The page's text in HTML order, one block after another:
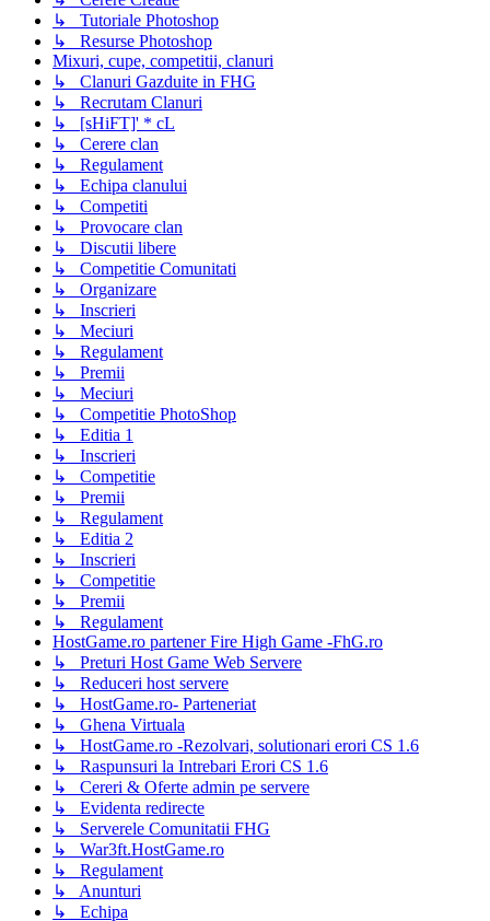
↳ Tutoriale Photoshop
↳ Resurse Photoshop
Mixuri, cupe, competitii, clanuri
↳ Clanuri Gazduite in FHG
↳ Recrutam Clanuri
↳ [sHiFT]' * cL
↳ Cerere clan
↳ Regulament
↳ Echipa clanului
↳ Competiti
↳ Provocare clan
↳ Discutii libere
↳ Competitie Comunitati
↳ Organizare
↳ Inscrieri
↳ Meciuri
↳ Regulament
↳ Premii
↳ Meciuri
↳ Competitie PhotoShop
↳ Editia 1
↳ Inscrieri
↳ Competitie
↳ Premii
↳ Regulament
↳ Editia 2
↳ Inscrieri
↳ Competitie
↳ Premii
↳ Regulament
HostGame.ro partener Fire High Game -FhG.ro
↳ Preturi Host Game Web Servere
↳ Reduceri host servere
↳ HostGame.ro- Parteneriat
↳ Ghena Virtuala
↳ HostGame.ro -Rezolvari, solutionari erori CS 1.6
↳ Raspunsuri la Intrebari Erori CS 1.6
↳ Cereri & Oferte admin pe servere
↳ Evidenta redirecte
↳ Serverele Comunitatii FHG
↳ War3ft.HostGame.ro
↳ Regulament
↳ Anunturi
↳ Echipa